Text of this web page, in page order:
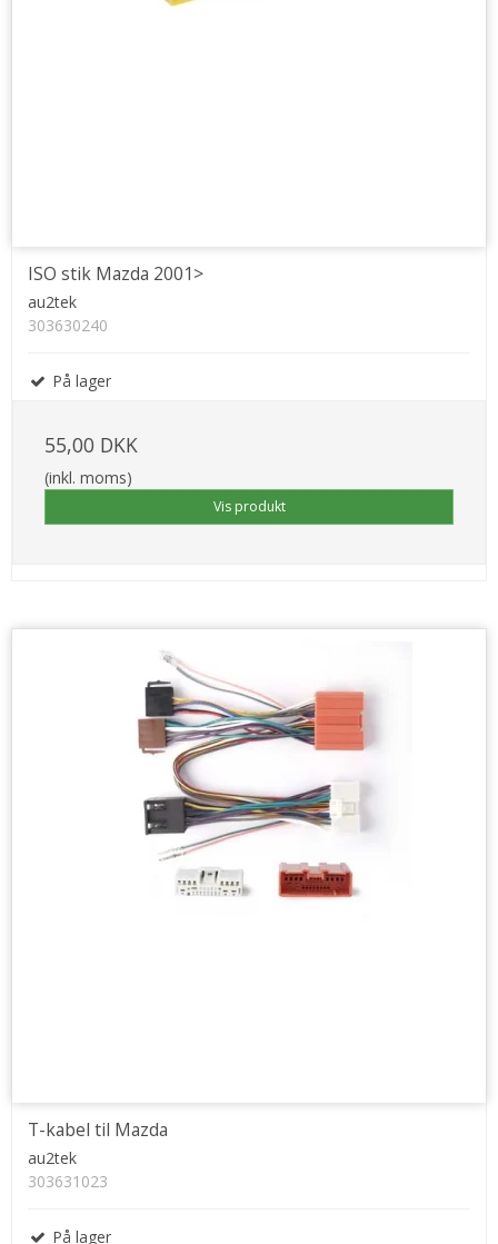
ISO stik Mazda 2001>
au2tek
303630240
På lager
55,00 DKK
(inkl. moms)
Vis produkt
T-kabel til Mazda
au2tek
303631023
På lager